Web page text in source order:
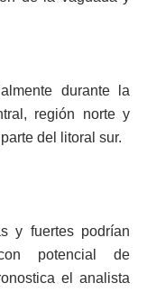
durante la
región norte y
del litoral sur.
y fuertes podrían
potencial de
el analista